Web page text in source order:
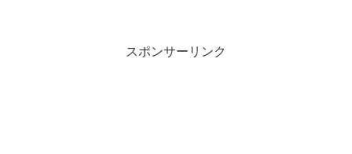
スポンサーリンク